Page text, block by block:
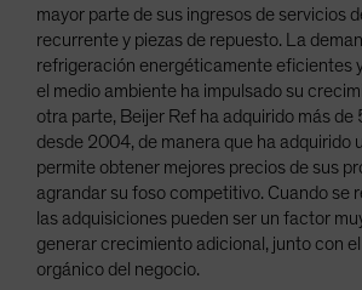
mayor parte de sus ingresos de servicios
recurrente y piezas de repuesto. La
refrigeración energéticamente eficientes
el medio ambiente ha impulsado su
otra parte, Beijer Ref ha adquirido más de
desde 2004, de manera que ha adquirido
permite obtener mejores precios de sus
agrandar su foso competitivo. Cuando se
las adquisiciones pueden ser un factor
generar crecimiento adicional, junto con
orgánico del negocio.